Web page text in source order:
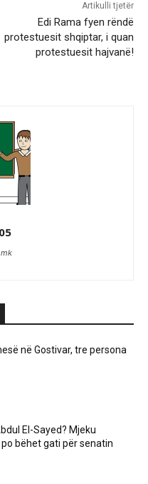
Artikulli tjetër
Edi Rama fyen rëndë
protestuesit shqiptar, i quan
protestuesit hajvanë!
në Gostivar, tre persona
El-Sayed? Mjeku
bëhet gati për senatin